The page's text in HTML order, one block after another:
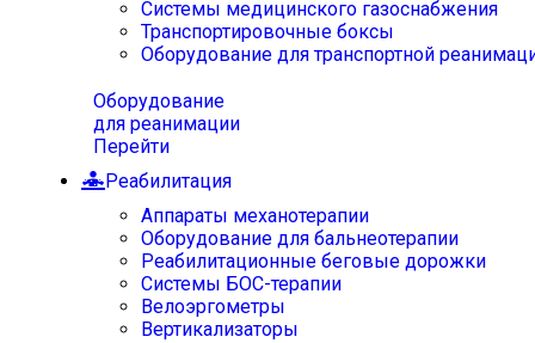
Системы медицинского газоснабжения
Транспортировочные боксы
Оборудование для транспортной
Оборудование
для реанимации
Перейти
Реабилитация
Аппараты механотерапии
Оборудование для бальнеотерапии
Реабилитационные беговые дорожки
Системы БОС-терапии
Велоэргометры
Вертикализаторы